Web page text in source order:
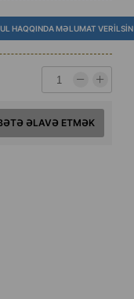
HAQQINDA MƏLUMAT VERILSIN
ƏLAVƏ ETMƏK